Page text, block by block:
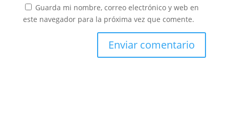
Guarda mi nombre, correo electrónico y web en
este navegador para la próxima vez que comente.